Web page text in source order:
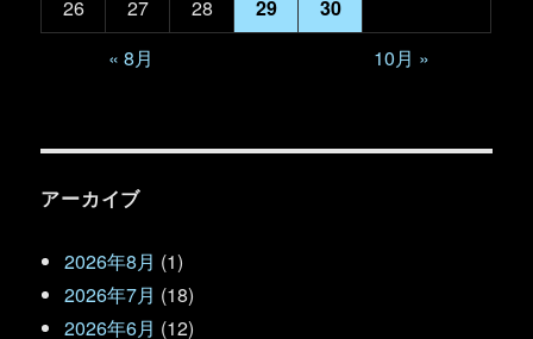
26
27 28 29
30
« 8月
10月 »
アーカイブ
2026年8月 (1)
2026年7月 (18)
2026年6月 (12)